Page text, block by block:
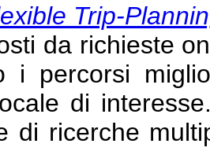
Trip-
da richieste
i percorsi
di
di ricerche